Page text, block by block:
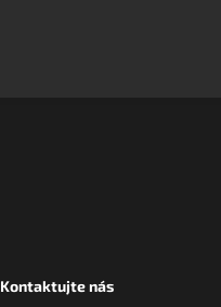
Kontaktujte nás